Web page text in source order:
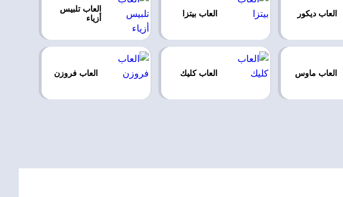
العاب ديكور العاب بيتزا
العاب تلبيس
أزياء
العاب ماوس العاب كليك العاب فروزن